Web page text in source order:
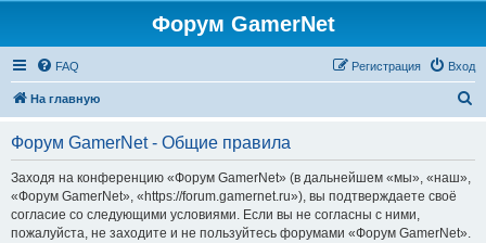
Форум GamerNet
FAQ Вход
Регистрация
На главную
Форум GamerNet - Общие правила
Заходя на конференцию «Форум GamerNet» (в дальнейшем «мы», «наш»,
«Форум GamerNet», «https://forum.gamernet.ru»), вы подтверждаете своё
согласие со следующими условиями. Если вы не согласны с ними,
пожалуйста, не заходите и не пользуйтесь форумами «Форум GamerNet».